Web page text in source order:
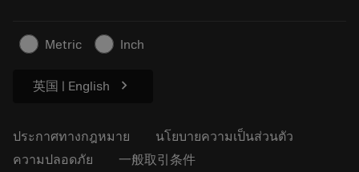
บทความ
สำหรับสื่อมวลชน
Metric Inch
英国 | English chevron_right
ประกาศทางกฎหมาย
นโยบายความเป็นส่วนตัว
ความปลอดภัย
一般取引条件